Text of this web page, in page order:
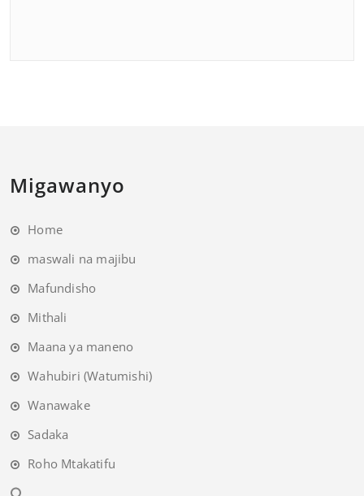
Migawanyo
Home
maswali na majibu
Mafundisho
Mithali
Maana ya maneno
Wahubiri (Watumishi)
Wanawake
Sadaka
Roho Mtakatifu